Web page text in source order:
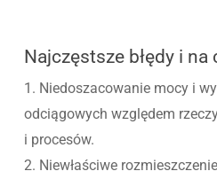
Najczęstsze błędy i
1. Niedoszacowanie mocy i
odciągowych względem
i procesów.
2. Niewłaściwe